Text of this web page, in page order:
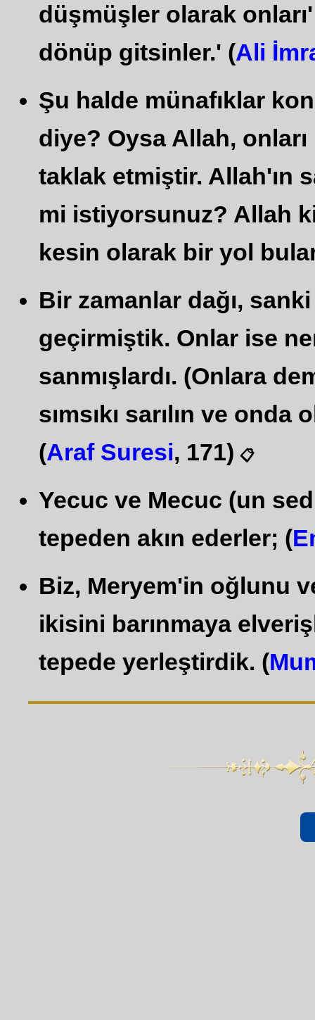
düşmüşler olarak
dönüp gitsinler.' (Ali
Şu halde münafıklar
diye? Oysa Allah, onları
taklak etmiştir. Allah'ın
mi istiyorsunuz? Allah
kesin olarak bir yol
Bir zamanlar dağı,
geçirmiştik. Onlar ise
sanmışlardı. (Onlara
sımsıkı sarılın ve onda
(Araf Suresi, 171) 📋
Yecuc ve Mecuc (un
tepeden akın ederler; (
Biz, Meryem'in oğlunu
ikisini barınmaya
tepede yerleştirdik. (